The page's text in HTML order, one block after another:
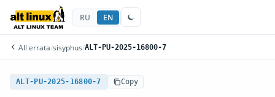
RU EN
All errata/sisyphus/ALT-PU-2025-16800-7
ALT-PU-2025-16800-7 Copy